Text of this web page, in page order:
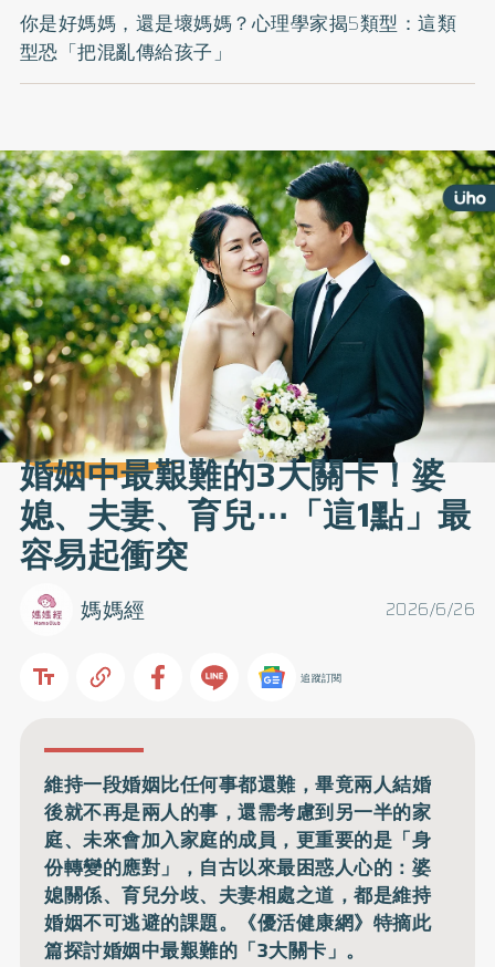
你是好媽媽，還是壞媽媽？心理學家揭5類型：這類
型恐「把混亂傳給孩子」
婚姻中最艱難的3大關卡！婆
媳、夫妻、育兒⋯「這1點」最
容易起衝突
2026/6/26
媽媽經
追蹤訂閱
維持一段婚姻比任何事都還難，畢竟兩人結婚
後就不再是兩人的事，還需考慮到另一半的家
庭、未來會加入家庭的成員，更重要的是「身
份轉變的應對」，自古以來最困惑人心的：婆
媳關係、育兒分歧、夫妻相處之道，都是維持
婚姻不可逃避的課題。《優活健康網》特摘此
篇探討婚姻中最艱難的「3大關卡」。